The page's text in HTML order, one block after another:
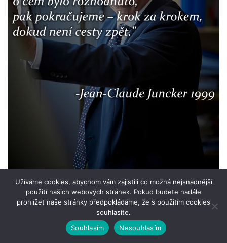
Užíváme cookies, abychom vám zajistili co možná nejsnadnější
použití našich webových stránek. Pokud budete nadále
prohlížet naše stránky předpokládáme, že s použitím cookies
souhlasíte.
Souhlasím
Nesouhlasím